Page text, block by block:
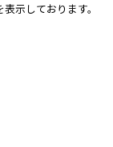
示しております。